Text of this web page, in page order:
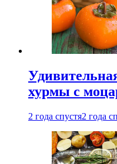
хурмы с
2 года спустя2 года